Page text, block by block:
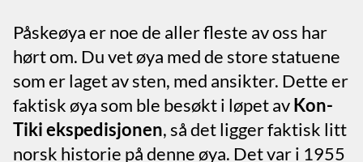
Påskeøya er noe de aller fleste av oss har
hørt om. Du vet øya med de store statuene
som er laget av sten, med ansikter. Dette er
faktisk øya som ble besøkt i løpet avKon-
Tiki ekspedisjonen, så det ligger faktisk litt
norsk historie på denne øya. Det var i 1955